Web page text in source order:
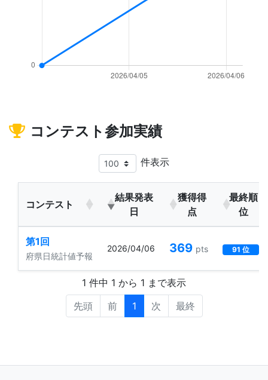
コンテスト参加実績
件表示
コンテスト
結果発表
日
獲得得
点
最終順
位
第1回
府県日統計値予報
2026/04/06 369 pts 91 位
1 件中 1 から 1 まで表示
先頭
前 1 次 最終